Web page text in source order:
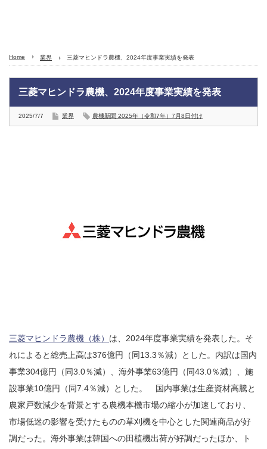
Home 業界 三菱マヒンドラ農機、2024年度事業実績を発表
三菱マヒンドラ農機、2024年度事業実績を発表
2025/7/7 業界 農機新聞 2025年（令和7年）7月8日付け
三菱マヒンドラ農機（株） は、2024年度事業実績を発表した。そ
れによると総売上高は376億円（同13.3％減）とした。内訳は国内
事業304億円（同3.0％減）、海外事業63億円（同43.0％減）、施
設事業10億円（同7.4％減）とした。 国内事業は生産資材高騰と
農家戸数減少を背景とする農機本機市場の縮小が加速しており、
市場低迷の影響を受けたものの草刈機を中心とした関連商品が好
調だった。海外事業は韓国への田植機出荷が好調だったほか、ト